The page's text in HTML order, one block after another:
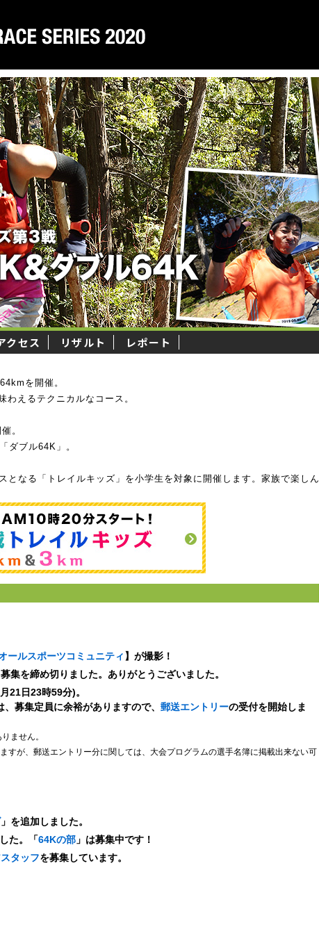
クセス リザルト レポート
を開催。
えるテクニカルなコース。
。
ダブル64K」。
なる「トレイルキッズ」を小学生を対象に開催します。家族で楽しん
ールスポーツコミュニティ 】が撮影！
集を締め切りました。ありがとうございました。
21日23時59分)。
募集定員に余裕がありますので、 郵送エントリーの受付を開始しま
ません。
すが、郵送エントリー分に関しては、大会プログラムの選手名簿に掲載出来ない可
」を追加しました。
た。「64Kの部 」は募集中です！
タッフを募集しています。